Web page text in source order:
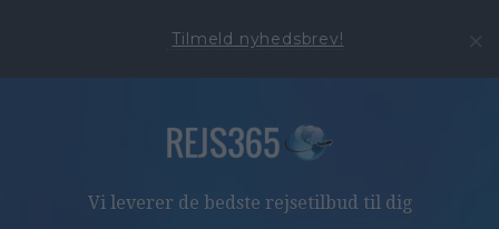
Tilmeld nyhedsbrev!
Vi leverer de bedste rejsetilbud til dig